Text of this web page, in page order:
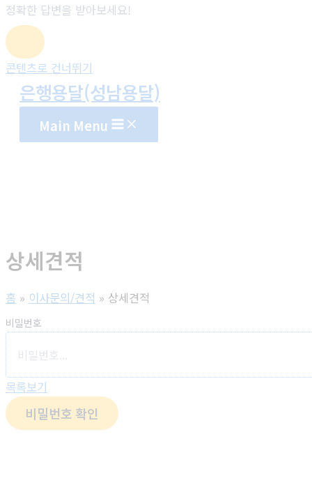
정확한 답변을 받아보세요!
콘텐츠로 건너뛰기
은행용달(성남용달)
Main Menu
상세견적
홈 이사문의/견적 상세견적
비밀번호
목록보기
비밀번호 확인